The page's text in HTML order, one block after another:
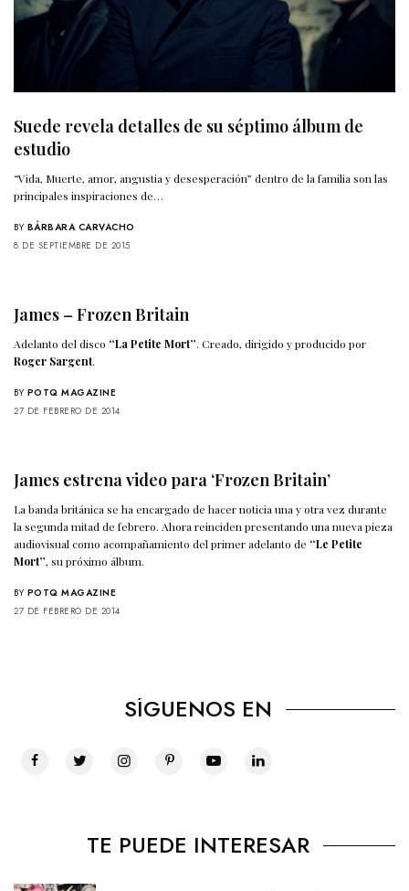
Suede revela detalles de su séptimo álbum de
estudio
“Vida, Muerte, amor, angustia y desesperación” dentro de la familia son las
principales inspiraciones de…
BY BÁRBARA CARVACHO
8 DE SEPTIEMBRE DE 2015
James – Frozen Britain
Adelanto del disco “La Petite Mort”. Creado, dirigido y producido por
Roger Sargent.
BY POTQ MAGAZINE
27 DE FEBRERO DE 2014
James estrena video para ‘Frozen Britain’
La banda británica se ha encargado de hacer noticia una y otra vez durante
la segunda mitad de febrero. Ahora reinciden presentando una nueva pieza
audiovisual como acompañamiento del primer adelanto de “Le Petite
Mort”, su próximo álbum.
BY POTQ MAGAZINE
27 DE FEBRERO DE 2014
SÍGUENOS EN
TE PUEDE INTERESAR